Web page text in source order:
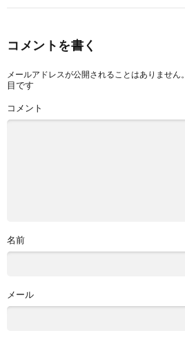
コメントを書く
メールアドレスが公開されることはありません。
目です
コメント
名前
メール